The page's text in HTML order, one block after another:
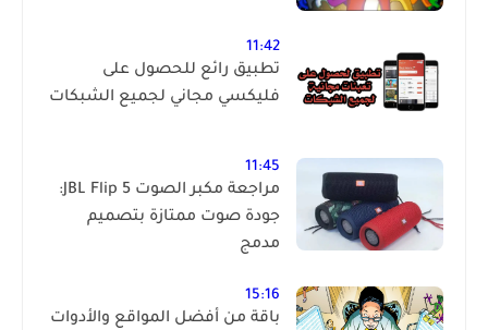
11:42
تطبيق رائع للحصول على
فليكسي مجاني لجميع الشبكات
11:45
مراجعة مكبر الصوت JBL Flip 5:
جودة صوت ممتازة بتصميم
مدمج
15:16
باقة من أفضل المواقع والأدوات